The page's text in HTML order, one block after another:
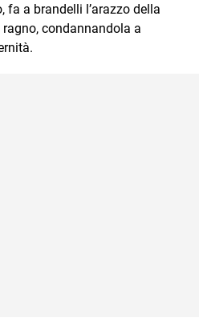
fa a brandelli l’arazzo della
condannandola a